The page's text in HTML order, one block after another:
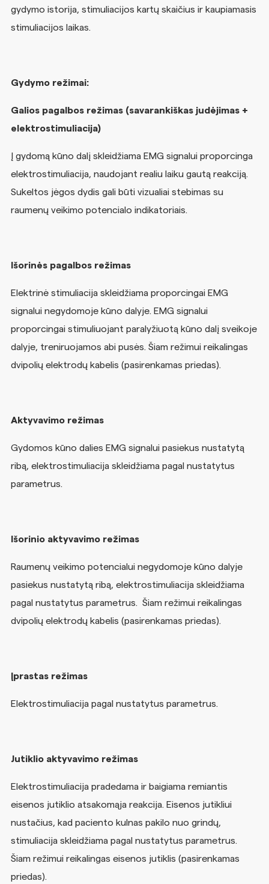
gydymo istorija, stimuliacijos kartų skaičius ir kaupiamasis
stimuliacijos laikas.
Gydymo režimai:
Galios pagalbos režimas (savarankiškas judėjimas +
elektrostimuliacija)
Į gydomą kūno dalį skleidžiama EMG signalui proporcinga
elektrostimuliacija, naudojant realiu laiku gautą reakciją.
Sukeltos jėgos dydis gali būti vizualiai stebimas su
raumenų veikimo potencialo indikatoriais.
Išorinės pagalbos režimas
Elektrinė stimuliacija skleidžiama proporcingai EMG
signalui negydomoje kūno dalyje. EMG signalui
proporcingai stimuliuojant paralyžiuotą kūno dalį sveikoje
dalyje, treniruojamos abi pusės. Šiam režimui reikalingas
dvipolių elektrodų kabelis (pasirenkamas priedas).
Aktyvavimo režimas
Gydomos kūno dalies EMG signalui pasiekus nustatytą
ribą, elektrostimuliacija skleidžiama pagal nustatytus
parametrus.
Išorinio aktyvavimo režimas
Raumenų veikimo potencialui negydomoje kūno dalyje
pasiekus nustatytą ribą, elektrostimuliacija skleidžiama
pagal nustatytus parametrus. Šiam režimui reikalingas
dvipolių elektrodų kabelis (pasirenkamas priedas).
Įprastas režimas
Elektrostimuliacija pagal nustatytus parametrus.
Jutiklio aktyvavimo režimas
Elektrostimuliacija pradedama ir baigiama remiantis
eisenos jutiklio atsakomąja reakcija. Eisenos jutikliui
nustačius, kad paciento kulnas pakilo nuo grindų,
stimuliacija skleidžiama pagal nustatytus parametrus.
Šiam režimui reikalingas eisenos jutiklis (pasirenkamas
priedas).